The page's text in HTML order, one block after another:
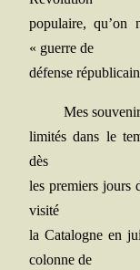
popu­laire, qu’on
« guerre de
défense
Mes
limi­tés dans le
dès
les pre­miers jours
visité
la Cata­logne en
colonne de